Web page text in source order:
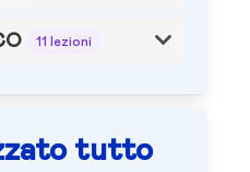
11 lezioni
tutto